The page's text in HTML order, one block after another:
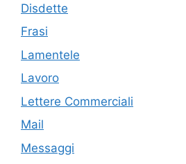
Disdette
Frasi
Lamentele
Lavoro
Lettere Commerciali
Mail
Messaggi